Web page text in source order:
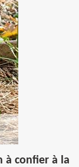
à confier à la